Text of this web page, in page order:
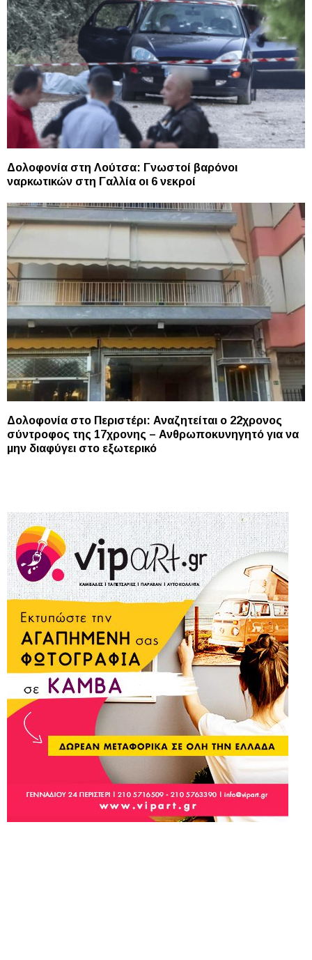
Δολοφονία στη Λούτσα: Γνωστοί βαρόνοι
ναρκωτικών στη Γαλλία οι 6 νεκροί
Δολοφονία στο Περιστέρι: Αναζητείται ο 22χρονος
σύντροφος της 17χρονης – Ανθρωποκυνηγητό για να
μην διαφύγει στο εξωτερικό